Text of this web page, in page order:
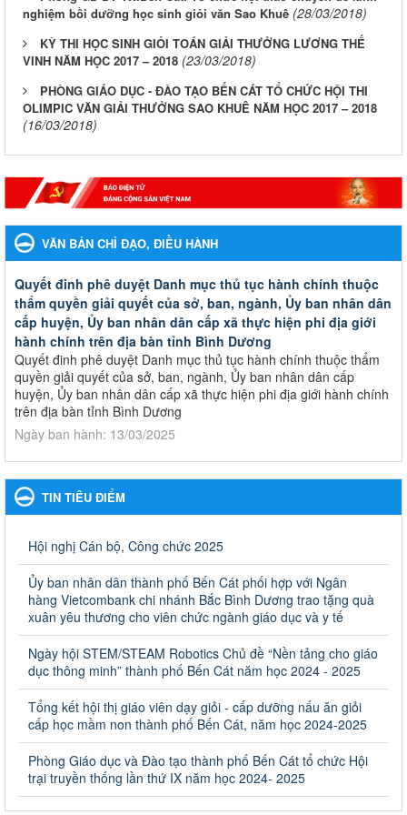
nghiệm bồi dưỡng học sinh giỏi văn Sao Khuê (28/03/2018)
KỲ THI HỌC SINH GIỎI TOÁN GIẢI THƯỞNG LƯƠNG THẾ
VINH NĂM HỌC 2017 – 2018 (23/03/2018)
PHÒNG GIÁO DỤC - ĐÀO TẠO BẾN CÁT TỔ CHỨC HỘI THI
OLIMPIC VĂN GIẢI THƯỞNG SAO KHUÊ NĂM HỌC 2017 – 2018
(16/03/2018)
VĂN BẢN CHỈ ĐẠO, ĐIỀU HÀNH
Quyết đinh phê duyệt Danh mục thủ tục hành chính thuộc
thẩm quyền giải quyết của sở, ban, ngành, Ủy ban nhân dân
cấp huyện, Ủy ban nhân dân cấp xã thực hiện phi địa giới
hành chính trên địa bàn tỉnh Bình Dương
Quyết đinh phê duyệt Danh mục thủ tục hành chính thuộc thẩm
quyền giải quyết của sở, ban, ngành, Ủy ban nhân dân cấp
huyện, Ủy ban nhân dân cấp xã thực hiện phi địa giới hành chính
trên địa bàn tỉnh Bình Dương
Ngày ban hành: 13/03/2025
Kế hoạch Phổ biến, giáo dục pháp luật năm 2025 của ngành
Giáo dục và Đào tạo thành phố Bến Cát
Kế hoạch Phổ biến, giáo dục pháp luật năm 2025 của ngành
Ngày ban hành: 28/02/2025
Quyết định công bố thủ tục hành chính bị bãi bỏ trong lĩnh
vực giáo dục đào tạo thuộc hệ giáo dục quốc dân và cơ sở
giáo dục khác thuộc thẩm quyền giải quyết của Sở Giáo dục
và Đào tạo, Ủy ban nhân dân cấp huyện
Quyết định công bố thủ tục hành chính bị bãi bỏ trong lĩnh vực
giáo dục đào tạo thuộc hệ giáo dục quốc dân và cơ sở giáo dục
khác thuộc thẩm quyền giải quyết của Sở Giáo dục và Đào tạo,
Ủy ban nhân dân cấp huyện
Ngày ban hành: 30/09/2024
Hướng dẫn thực hiện nhiệm vụ giáo dục tiểu học năm học
2024-2025
Hướng dẫn thực hiện nhiệm vụ giáo dục tiểu học năm học 2024-
TIN TIÊU ĐIỂM
Hội nghị Cán bộ, Công chức 2025
Ủy ban nhân dân thành phố Bến Cát phối hợp với Ngân
hàng Vietcombank chi nhánh Bắc Bình Dương trao tặng quà
xuân yêu thương cho viên chức ngành giáo dục và y tế
Ngày hội STEM/STEAM Robotics Chủ đề “Nền tảng cho giáo
dục thông minh” thành phố Bến Cát năm học 2024 - 2025
Tổng kết hội thị giáo viên dạy giỏi - cấp dưỡng nấu ăn giỏi
cấp học mầm non thành phố Bến Cát, năm học 2024-2025
Phòng Giáo dục và Đào tạo thành phố Bến Cát tổ chức Hội
trại truyền thống lần thứ IX năm học 2024- 2025